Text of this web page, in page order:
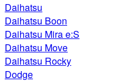
Daihatsu
Daihatsu Boon
Daihatsu Mira e:S
Daihatsu Move
Daihatsu Rocky
Dodge